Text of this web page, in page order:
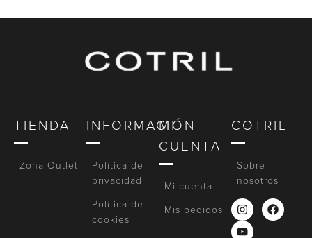
TIENDA
Zona Outlet
INFORMACIÓN
Política de
privacidad
Política de
cookies
MI
CUENTA
Mi cuenta
Mis pedidos
COTRIL
Sobre
nosotros